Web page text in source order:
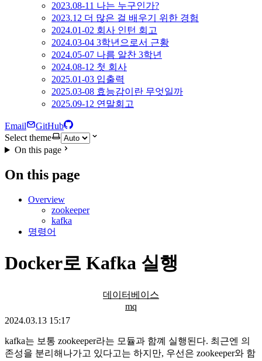
2023.08-11 나는 누구인가?
2023.12 더 많은 걸 배우기 위한 경험
2024.01-02 회사 인턴 회고
2024.03-04 3학년으로서 근황
2024.05-07 나름 알찬 3학년
2024.08-12 첫 회사
2025.01-03 입출력
2025.03-08 효능감이란 무엇일까
2025.09-12 연말회고
Email
GitHub
Select theme
On this page
On this page
Overview
zookeeper
kafka
명령어
Docker로 Kafka 실행
데이터베이스
mq
2024.03.13 15:17
kafka는 보통 zookeeper라는 모듈과 함꼐 실행된다. 최근엔 의
존성을 분리해나가고 있다고는 하지만, 우선은 zookeeper와 함